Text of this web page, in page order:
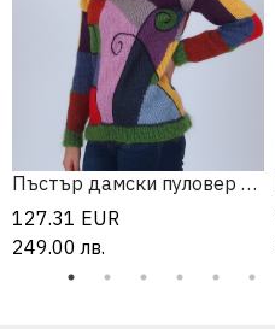
Пъстър дамски пуловер от мохер
127.31 EUR
249.00 лв.